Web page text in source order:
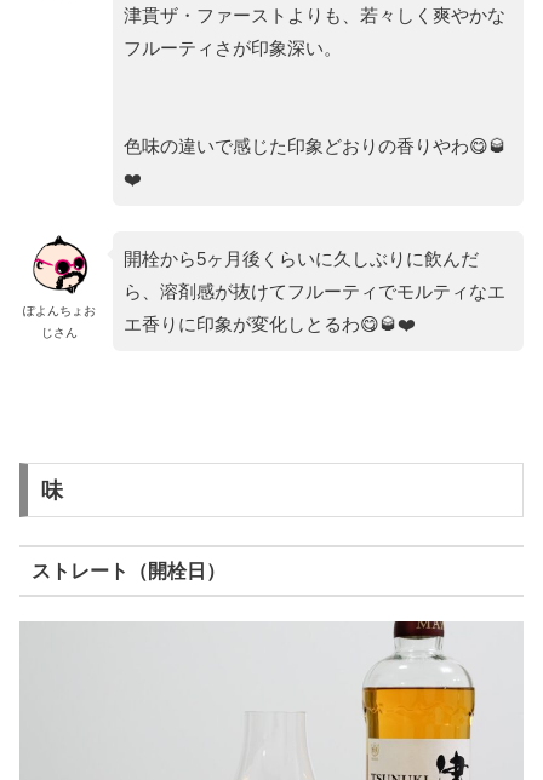
津貫ザ・ファーストよりも、若々しく爽やかな
フルーティさが印象深い。
色味の違いで感じた印象どおりの香りやわ😋🥃
❤️
ぽよんちょお
じさん
開栓から5ヶ月後くらいに久しぶりに飲んだ
ら、溶剤感が抜けてフルーティでモルティなエ
エ香りに印象が変化しとるわ😋🥃❤️
味
ストレート（開栓日）